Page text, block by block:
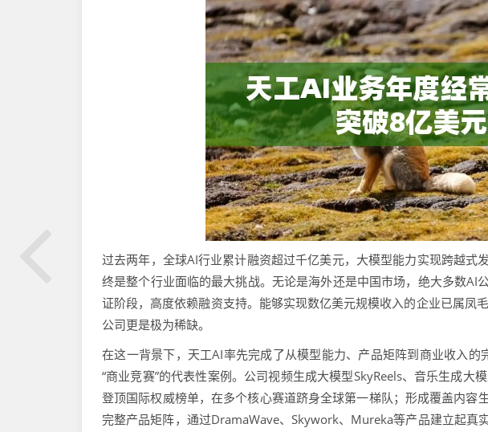
过去两年，全球AI行业累计融资超过千亿美元，大模型能力实现跨越式
终是整个行业面临的最大挑战。无论是海外还是中国市场，绝大多数AI
证阶段，高度依赖融资支持。能够实现数亿美元规模收入的企业已属凤
公司更是极为稀缺。
在这一背景下，天工AI率先完成了从模型能力、产品矩阵到商业收入的
“商业竞赛”的代表性案例。公司视频生成大模型SkyReels、音乐生成
登顶国际权威榜单，在多个核心赛道跻身全球第一梯队；形成覆盖内容
完整产品矩阵，通过DramaWave、Skywork、Mureka等产品建立起真